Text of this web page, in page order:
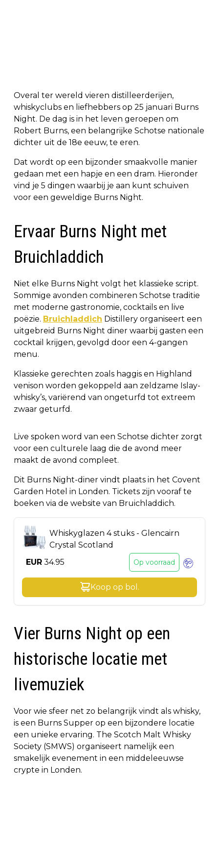
Overal ter wereld vieren distilleerderijen,
whiskyclubs en liefhebbers op 25 januari Burns
Night. De dag is in het leven geroepen om
Robert Burns, een belangrijke Schotse nationale
dichter uit de 18e eeuw, te eren.
Dat wordt op een bijzonder smaakvolle manier
gedaan met een hapje en een dram. Hieronder
vind je 5 dingen waarbij je aan kunt schuiven
voor een geweldige Burns Night.
Ervaar Burns Night met
Bruichladdich
Niet elke Burns Night volgt het klassieke script.
Sommige avonden combineren Schotse traditie
met moderne gastronomie, cocktails en live
poëzie. Bruichladdich Distillery organiseert een
uitgebreid Burns Night diner waarbij gasten een
cocktail krijgen, gevolgd door een 4-gangen
menu.
Klassieke gerechten zoals haggis en Highland
venison worden gekoppeld aan zeldzame Islay-
whisky’s, variërend van ongeturfd tot extreem
zwaar geturfd.
Live spoken word van een Schotse dichter zorgt
voor een culturele laag die de avond meer
maakt de avond compleet.
Dit Burns Night-diner vindt plaats in het Covent
Garden Hotel in Londen. Tickets zijn vooraf te
boeken via de website van Bruichladdich.
Whiskyglazen 4 stuks - Glencairn
Crystal Scotland
EUR 34.95 Op voorraad
Koop op bol .
Vier Burns Night op een
historische locatie met
livemuziek
Voor wie sfeer net zo belangrijk vindt als whisky,
is een Burns Supper op een bijzondere locatie
een unieke ervaring. The Scotch Malt Whisky
Society (SMWS) organiseert namelijk een
smakelijk evenement in een middeleeuwse
crypte in Londen.